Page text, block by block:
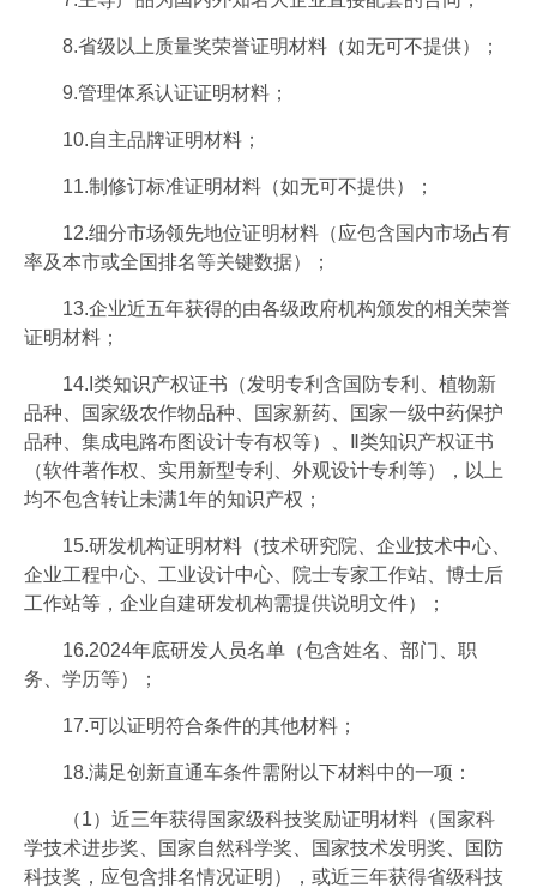
8.省级以上质量奖荣誉证明材料（如无可不提供）；
9.管理体系认证证明材料；
10.自主品牌证明材料；
11.制修订标准证明材料（如无可不提供）；
12.细分市场领先地位证明材料（应包含国内市场占有
率及本市或全国排名等关键数据）；
13.企业近五年获得的由各级政府机构颁发的相关荣誉
证明材料；
14.I类知识产权证书（发明专利含国防专利、植物新
品种、国家级农作物品种、国家新药、国家一级中药保护
品种、集成电路布图设计专有权等）、Ⅱ类知识产权证书
（软件著作权、实用新型专利、外观设计专利等），以上
均不包含转让未满1年的知识产权；
15.研发机构证明材料（技术研究院、企业技术中心、
企业工程中心、工业设计中心、院士专家工作站、博士后
工作站等，企业自建研发机构需提供说明文件）；
16.2024年底研发人员名单（包含姓名、部门、职
务、学历等）；
17.可以证明符合条件的其他材料；
18.满足创新直通车条件需附以下材料中的一项：
（1）近三年获得国家级科技奖励证明材料（国家科
学技术进步奖、国家自然科学奖、国家技术发明奖、国防
科技奖，应包含排名情况证明），或近三年获得省级科技